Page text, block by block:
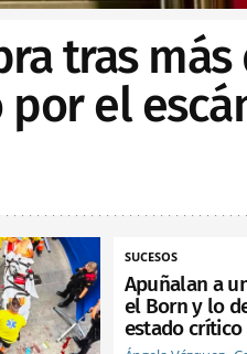
tras
el
SUCESOS
Apuñalan a
el Born y lo
estado crítico